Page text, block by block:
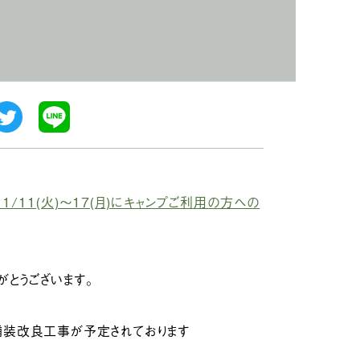
11(火)〜17(月)にキャンプご利用の方への
うございます。
改良工事が予定されております